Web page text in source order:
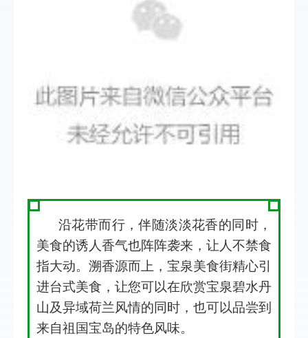
沿花带而行，伴随淡淡花香的同时，
美食的诱人香气也阵阵袭来，让人不禁食
指大动。溯香源而上，宝泉美食街精心引
进台式美食，让您可以在欣赏宝泉碧水丹
山及异域荷兰风情的同时，也可以品尝到
来自祖国宝岛的特色风味。